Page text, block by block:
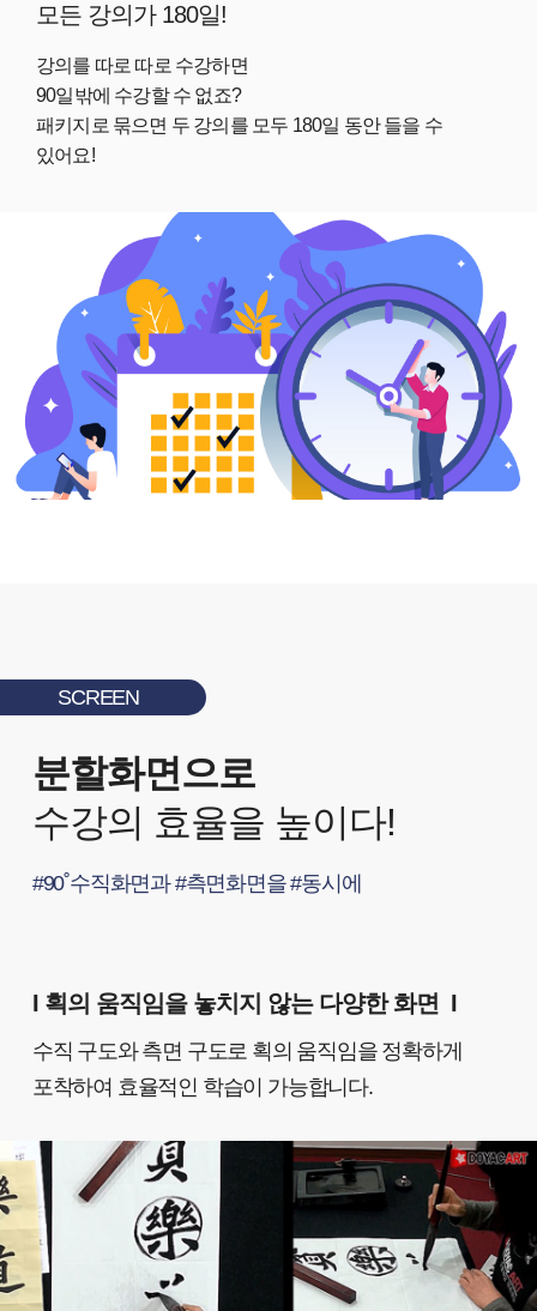
모든 강의가 180일!
강의를 따로 따로 수강하면
90일밖에 수강할 수 없죠?
패키지로 묶으면 두 강의를 모두 180일 동안 들을 수
있어요!
SCREEN
분할화면으로
수강의 효율을 높이다!
#90˚수직화면과 #측면화면을 #동시에
I 획의 움직임을 놓치지 않는 다양한 화면 I
수직 구도와 측면 구도로 획의 움직임을 정확하게
포착하여 효율적인 학습이 가능합니다.